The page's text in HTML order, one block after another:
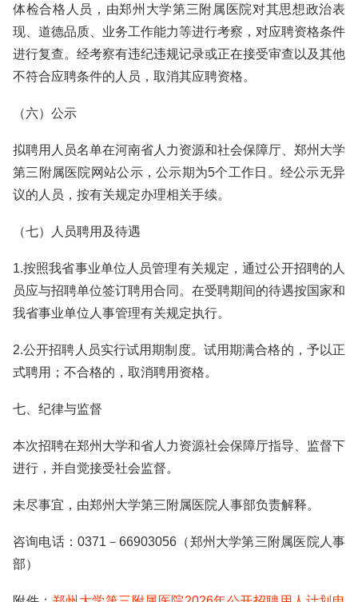
体检合格人员，由郑州大学第三附属医院对其思想政治表
现、道德品质、业务工作能力等进行考察，对应聘资格条件
进行复查。经考察有违纪违规记录或正在接受审查以及其他
不符合应聘条件的人员，取消其应聘资格。
（六）公示
拟聘用人员名单在河南省人力资源和社会保障厅、郑州大学
第三附属医院网站公示，公示期为5个工作日。经公示无异
议的人员，按有关规定办理相关手续。
（七）人员聘用及待遇
1.按照我省事业单位人员管理有关规定，通过公开招聘的人
员应与招聘单位签订聘用合同。在受聘期间的待遇按国家和
我省事业单位人事管理有关规定执行。
2.公开招聘人员实行试用期制度。试用期满合格的，予以正
式聘用；不合格的，取消聘用资格。
七、纪律与监督
本次招聘在郑州大学和省人力资源社会保障厅指导、监督下
进行，并自觉接受社会监督。
未尽事宜，由郑州大学第三附属医院人事部负责解释。
咨询电话：0371－66903056（郑州大学第三附属医院人事
部）